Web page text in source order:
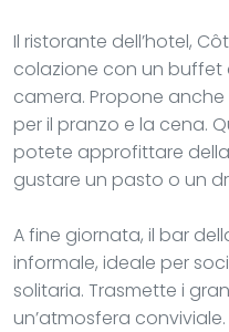
Il ristorante dell’hotel,
colazione con un buffet
camera. Propone
per il pranzo e la cena.
potete approfittare
gustare un pasto o un
A fine giornata, il bar
informale, ideale per
solitaria. Trasmette i
un’atmosfera